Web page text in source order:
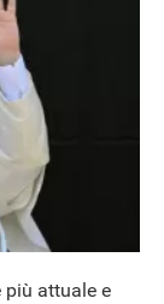
più attuale e